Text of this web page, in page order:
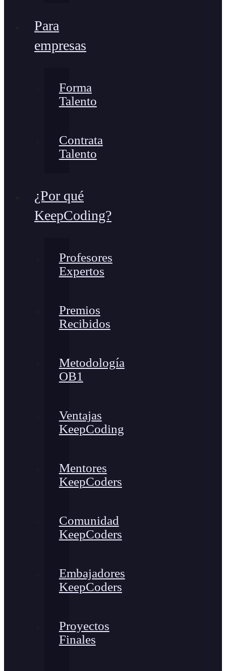
Para
empresas
Forma
Talento
Contrata
Talento
¿Por qué
KeepCoding?
Profesores
Expertos
Premios
Recibidos
Metodología
OB1
Ventajas
KeepCoding
Mentores
KeepCoders
Comunidad
KeepCoders
Embajadores
KeepCoders
Proyectos
Finales